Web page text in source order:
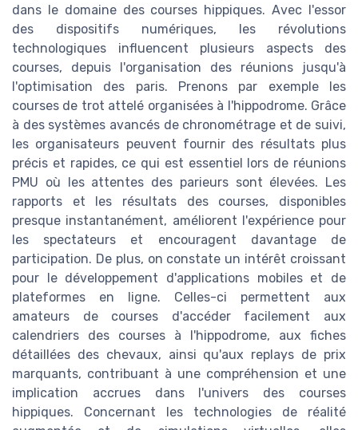
dans le domaine des courses hippiques. Avec l'essor
des dispositifs numériques, les révolutions
technologiques influencent plusieurs aspects des
courses, depuis l'organisation des réunions jusqu'à
l'optimisation des paris. Prenons par exemple les
courses de trot attelé organisées à l'hippodrome. Grâce
à des systèmes avancés de chronométrage et de suivi,
les organisateurs peuvent fournir des résultats plus
précis et rapides, ce qui est essentiel lors de réunions
PMU où les attentes des parieurs sont élevées. Les
rapports et les résultats des courses, disponibles
presque instantanément, améliorent l'expérience pour
les spectateurs et encouragent davantage de
participation. De plus, on constate un intérêt croissant
pour le développement d'applications mobiles et de
plateformes en ligne. Celles-ci permettent aux
amateurs de courses d'accéder facilement aux
calendriers des courses à l'hippodrome, aux fiches
détaillées des chevaux, ainsi qu'aux replays de prix
marquants, contribuant à une compréhension et une
implication accrues dans l'univers des courses
hippiques. Concernant les technologies de réalité